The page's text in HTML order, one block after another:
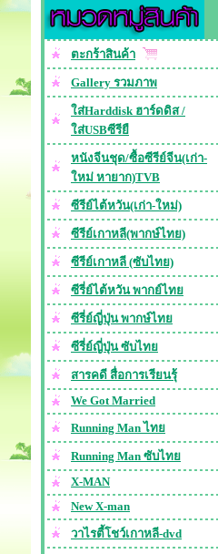
ตะกร้าสินค้า
Gallery รวมภาพ
ใส่Harddisk ฮาร์ดดิส /
ใส่USBซีรียื
หนังจีนชุด/ซื้อซีรีย์จีน(เก่า-
ใหม่ หายาก)TVB
ซีรีย์ไต้หวัน(เก่า-ใหม่)
ซีรีย์เกาหลี(พากษ์ไทย)
ซีรีย์เกาหลี (ซับไทย)
ซีรี่ย์ไต้หวัน พากย์ไทย
ซีรี่ย์ญี่ปุ่น พากษ์ไทย
ซีรี่ย์ญี่ปุ่น ซับไทย
สารคดี สื่อการเรียนรุ้
We Got Married
Running Man ไทย
Running Man ซับไทย
X-MAN
New X-man
วาไรตี้โชว์เกาหลี-dvd